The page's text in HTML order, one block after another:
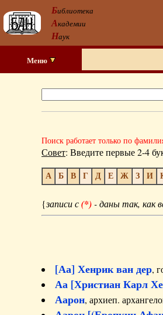
Библиотека
Академии
Наук
Меню
Поиск работает только по
Совет: Введите первые 2-4
А Б В Г Д Е Ж З И
{записи с(*)- даны так, как
[Аа] Хенрик ван дер,
Аа [Христиан Карл
Аарон, архиеп.